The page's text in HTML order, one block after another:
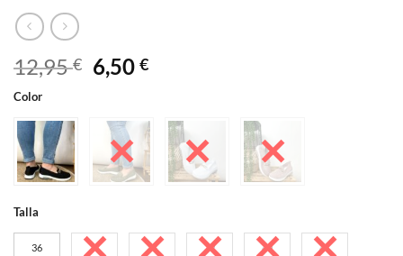
12,95€ El
precio
era:
12,95 €.
6,50€El
es:
6,50 €.
Color
Talla
36 37 38 39 40 41